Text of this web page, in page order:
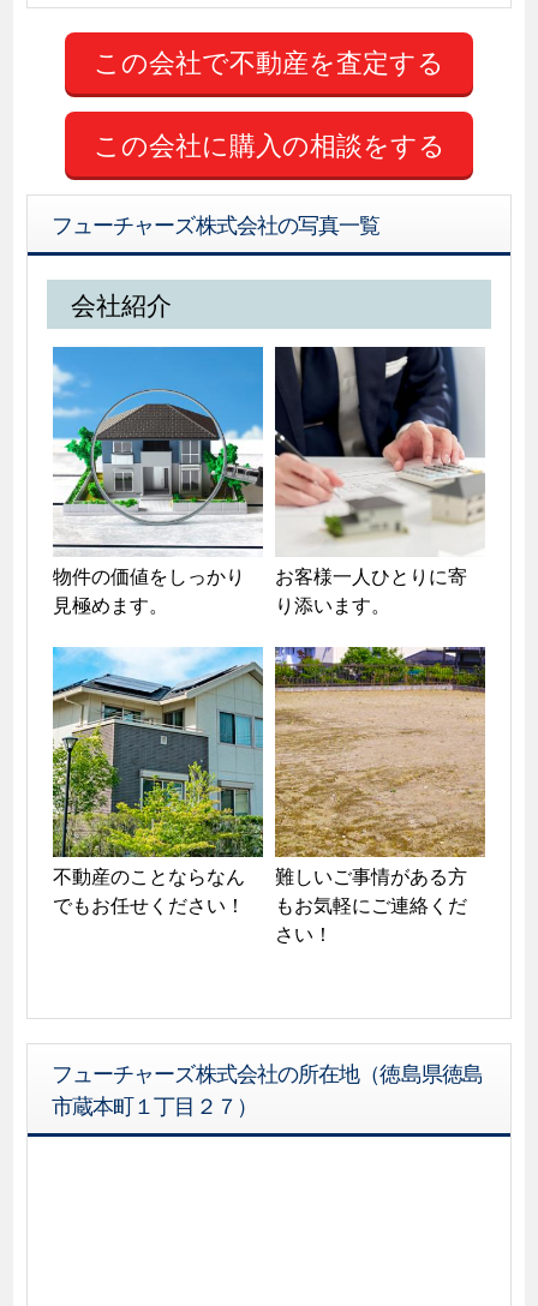
この会社に購入の相談をする
フューチャーズ株式会社の写真一覧
会社紹介
物件の価値をしっかり
見極めます。
お客様一人ひとりに寄
り添います。
不動産のことならなん
でもお任せください！
難しいご事情がある方
もお気軽にご連絡くだ
さい！
フューチャーズ株式会社の所在地（徳島県徳島
市蔵本町１丁目２７）